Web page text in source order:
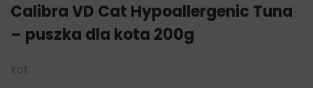
Calibra VD Cat Hypoallergenic Tuna
– puszka dla kota 200g
kot